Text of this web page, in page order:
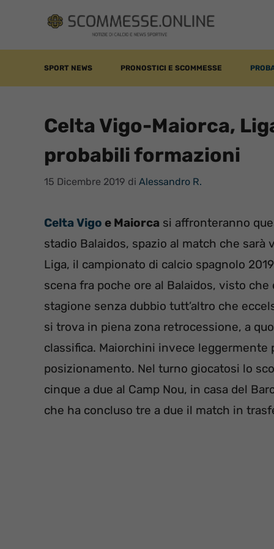
contenuto
SPORT NEWS PRONOSTICI E SCOMMESSE
Celta Vigo-Maiorca,
probabili formazioni
15 Dicembre 2019 di Alessandro R.
Celta Vigo e Maiorca si affronteranno
stadio Balaidos, spazio al match che
Liga, il campionato di calcio spagnolo
scena fra poche ore al Balaidos, visto
stagione senza dubbio tutt’altro che
si trova in piena zona retrocessione, a
classifica. Maiorchini invece
posizionamento. Nel turno giocatosi lo
cinque a due al Camp Nou, in casa del
che ha concluso tre a due il match in